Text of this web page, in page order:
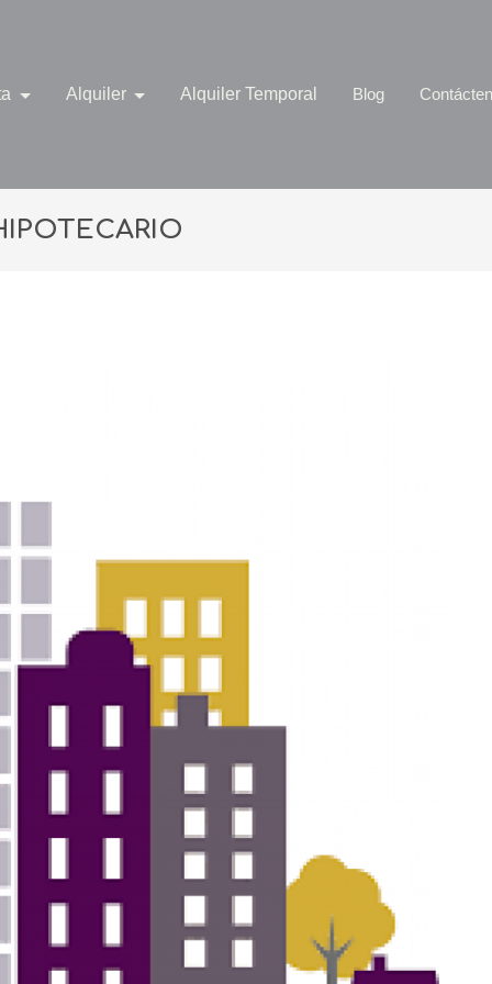
Alquiler Alquiler Temporal Blog